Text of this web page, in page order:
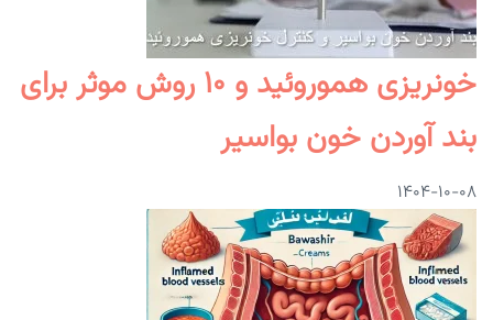
خونریزی هموروئید و ۱۰ روش موثر برای
بند آوردن خون بواسیر
۱۴۰۴-۱۰-۰۸